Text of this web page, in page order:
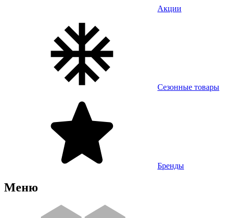
Акции
Сезонные товары
Бренды
Меню